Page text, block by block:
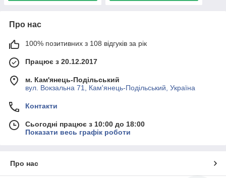
Про нас
100% позитивних з 108 відгуків за рік
Працює з 20.12.2017
м. Кам'янець-Подільський
вул. Вокзальна 71, Кам'янець-Подільський, Україна
Контакти
Сьогодні працює з 10:00 до 18:00
Показати весь графік роботи
Про нас